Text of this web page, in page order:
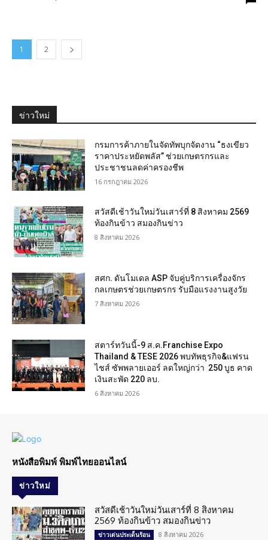
1 2
ข่าวใหม่
กรมการค้าภายในจัดทัพบุกจัดงาน “ธงเขียว
ราคาประหยัดพลัส” ช่วยเกษตรกรและ
ประชาชนลดค่าครองชีพ
16 กรกฎาคม 2026
สวัสดีเช้าวันใหม่วันเสาร์ที่ 8 สิงหาคม 2569
ท้องกินข้าว สมองกินข่าว
8 สิงหาคม 2026
สศก. ดันโมเดล ASP จับคู่บริการเครื่องจักร
กลเกษตรช่วยเกษตรกร รับมือแรงงานสูงวัย
7 สิงหาคม 2026
สตาร์ทวันนี้-9 ส.ค.Franchise Expo
Thailand & TESE 2026 พบทัพธุรกิจ&แฟรน
ไชส์ ซัพพลายเออร์ ลดใหญ่กว่า 250 บูธ คาด
เงินสะพัด 220 ลบ.
6 สิงหาคม 2026
หนังสือพิมพ์ พิมพ์ไทยออนไลน์
ข่าวใหม่
สวัสดีเช้าวันใหม่วันเสาร์ที่ 8 สิงหาคม
2569 ท้องกินข้าว สมองกินข่าว
ข่าวเด่นประเด็นร้อน 8 สิงหาคม 2026